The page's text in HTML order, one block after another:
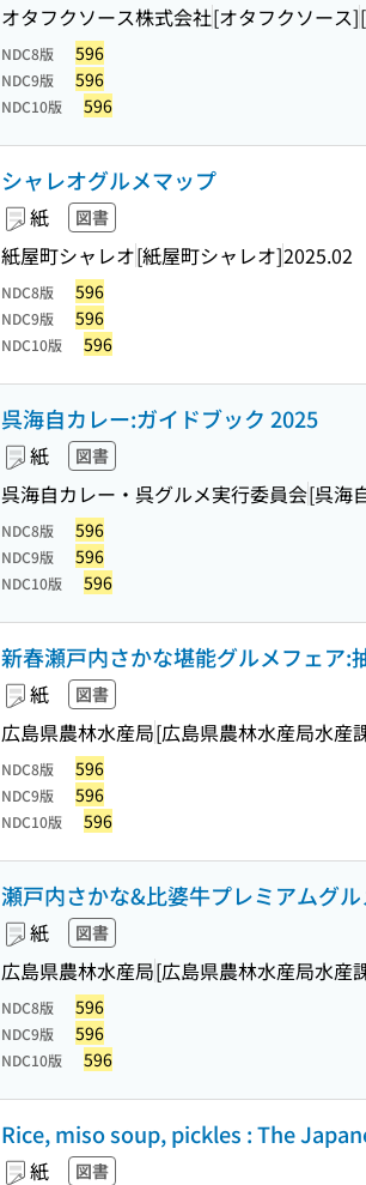
オタフクソース株式会社[オタフクソース]
NDC8版 596
NDC9版 596
NDC10版 596
シャレオグルメマップ
紙 図書
紙屋町シャレオ[紙屋町シャレオ]2025.02
NDC8版 596
NDC9版 596
NDC10版 596
呉海自カレー:ガイドブック 2025
紙 図書
呉海自カレー・呉グルメ実行委員会[呉海
NDC8版 596
NDC9版 596
NDC10版 596
新春瀬戸内さかな堪能グルメフェア:
紙 図書
広島県農林水産局[広島県農林水産局水産
NDC8版 596
NDC9版 596
NDC10版 596
瀬戸内さかな&比婆牛プレミアムグ
紙 図書
広島県農林水産局[広島県農林水産局水産
NDC8版 596
NDC9版 596
NDC10版 596
Rice, miso soup, pickles : The
紙 図書